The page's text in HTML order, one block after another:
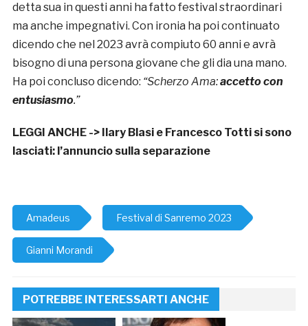
detta sua in questi anni ha fatto festival straordinari
ma anche impegnativi. Con ironia ha poi continuato
dicendo che nel 2023 avrà compiuto 60 anni e avrà
bisogno di una persona giovane che gli dia una mano.
Ha poi concluso dicendo: “Scherzo Ama:accetto con
entusiasmo.”
LEGGI ANCHE ->
Ilary Blasi e Francesco Totti si sono
lasciati: l’annuncio sulla separazione
Amadeus Festival di Sanremo 2023
Gianni Morandi
POTREBBE INTERESSARTI ANCHE